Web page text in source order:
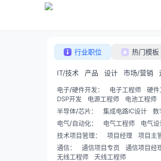
行业职位 热门模板
IT/技术 产品 设计 市场/营销
电子/硬件开发： 电子工程师 硬件
DSP开发
电源工程师
电池工程师
半导体/芯片： 集成电路IC设计 数
电气/自动化： 电气工程师 电气
技术项目管理： 项目经理 项目主
通信： 通信项目专员 通信项目经
无线工程师
天线工程师